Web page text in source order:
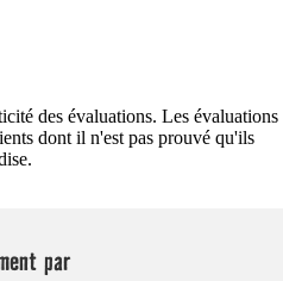
des évaluations. Les évaluations
dont il n'est pas prouvé qu'ils
par